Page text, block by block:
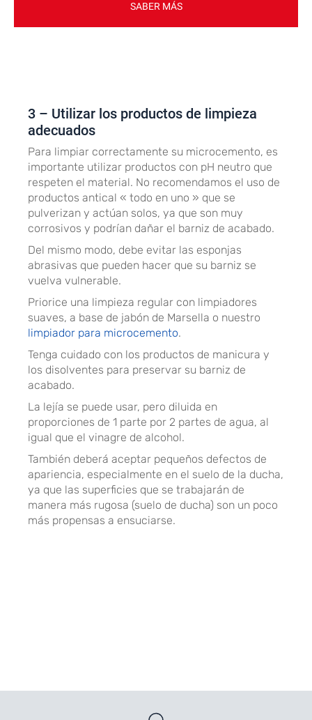
SABER MÁS
3 – Utilizar los productos de limpieza
adecuados
Para limpiar correctamente su microcemento, es
importante utilizar productos con pH neutro que
respeten el material. No recomendamos el uso de
productos antical « todo en uno » que se
pulverizan y actúan solos, ya que son muy
corrosivos y podrían dañar el barniz de acabado.
Del mismo modo, debe evitar las esponjas
abrasivas que pueden hacer que su barniz se
vuelva vulnerable.
Priorice una limpieza regular con limpiadores
suaves, a base de jabón de Marsella o nuestro
limpiador para microcemento.
Tenga cuidado con los productos de manicura y
los disolventes para preservar su barniz de
acabado.
La lejía se puede usar, pero diluida en
proporciones de 1 parte por 2 partes de agua, al
igual que el vinagre de alcohol.
También deberá aceptar pequeños defectos de
apariencia, especialmente en el suelo de la ducha,
ya que las superficies que se trabajarán de
manera más rugosa (suelo de ducha) son un poco
más propensas a ensuciarse.